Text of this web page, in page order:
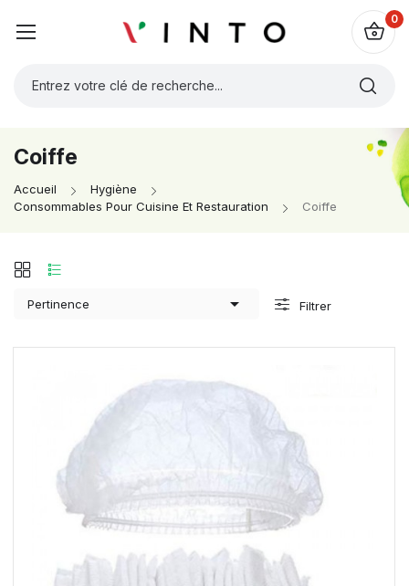
0
Coiffe
Accueil
Hygiène
Consommables Pour Cuisine Et Restauration
Coiffe
Pertinence  Filtrer